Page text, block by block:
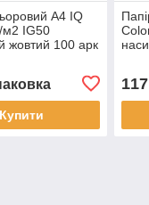
А4 IQ
м2 IG50
жовтий 100 арк
Купити
117